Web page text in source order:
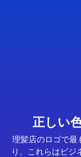
正しい
理髪店のロゴで最
り、これらはビジ